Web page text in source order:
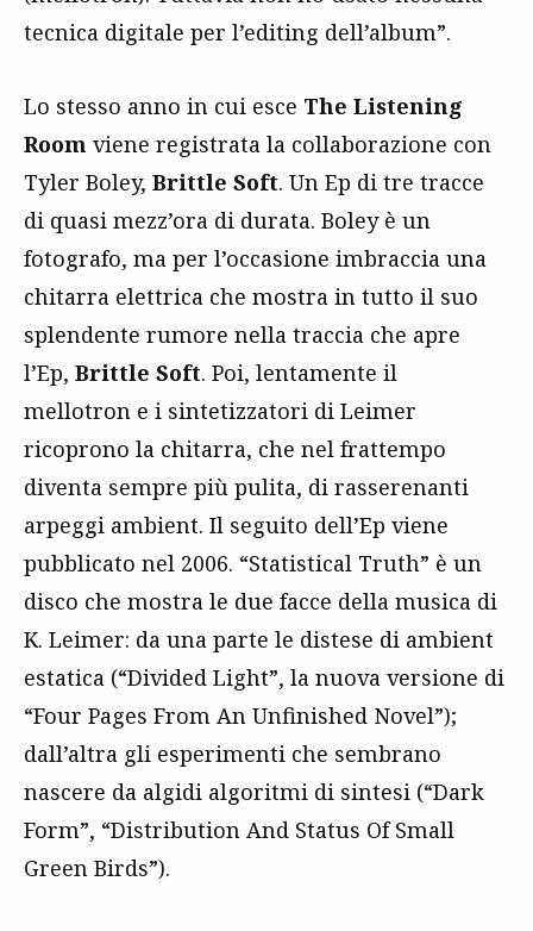
tecnica digitale per l’editing dell’album”.
Lo stesso anno in cui esce The Listening
Room viene registrata la collaborazione con
Tyler Boley, Brittle Soft. Un Ep di tre tracce
di quasi mezz’ora di durata. Boley è un
fotografo, ma per l’occasione imbraccia una
chitarra elettrica che mostra in tutto il suo
splendente rumore nella traccia che apre
l’Ep, Brittle Soft. Poi, lentamente il
mellotron e i sintetizzatori di Leimer
ricoprono la chitarra, che nel frattempo
diventa sempre più pulita, di rasserenanti
arpeggi ambient. Il seguito dell’Ep viene
pubblicato nel 2006. “Statistical Truth” è un
disco che mostra le due facce della musica di
K. Leimer: da una parte le distese di ambient
estatica (“Divided Light”, la nuova versione di
“Four Pages From An Unfinished Novel”);
dall’altra gli esperimenti che sembrano
nascere da algidi algoritmi di sintesi (“Dark
Form”, “Distribution And Status Of Small
Green Birds”).